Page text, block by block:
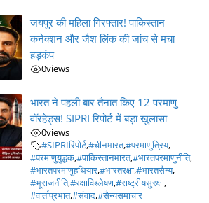
जयपुर की महिला गिरफ्तार! पाकिस्तान
कनेक्शन और जैश लिंक की जांच से मचा
हड़कंप
0views
भारत ने पहली बार तैनात किए 12 परमाणु
वॉरहेड्स! SIPRI रिपोर्ट में बड़ा खुलासा
0views
#SIPRIरिपोर्ट,#चीनभारत,#परमाणुत्रिय,
#परमाणुयुद्धक,#पाकिस्तानभारत,#भारतपरमाणुनीति,
#भारतपरमाणुहथियार,#भारतरक्षा,#भारतसैन्य,
#भूराजनीति,#रक्षाविश्लेषण,#राष्ट्रीयसुरक्षा,
#वार्ताप्रभात,#संवाद,#सैन्यसमाचार